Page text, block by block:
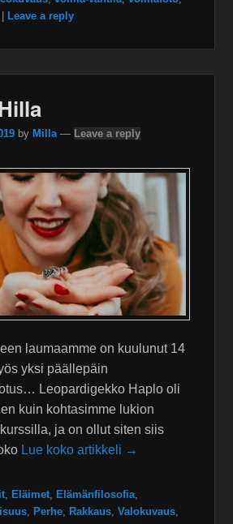
Leave a reply
by Milla — Leave a reply
laumaamme on kuulunut 14
yksi päällepäin
Leopardigekko Haplo oli
kuin kohtasimme lukion
ja on ollut siten siis
Lue koko artikkeli →
, Eläimet, Elämänfilosofia,
, Perhe, Rakkaus,Valokuvaus,